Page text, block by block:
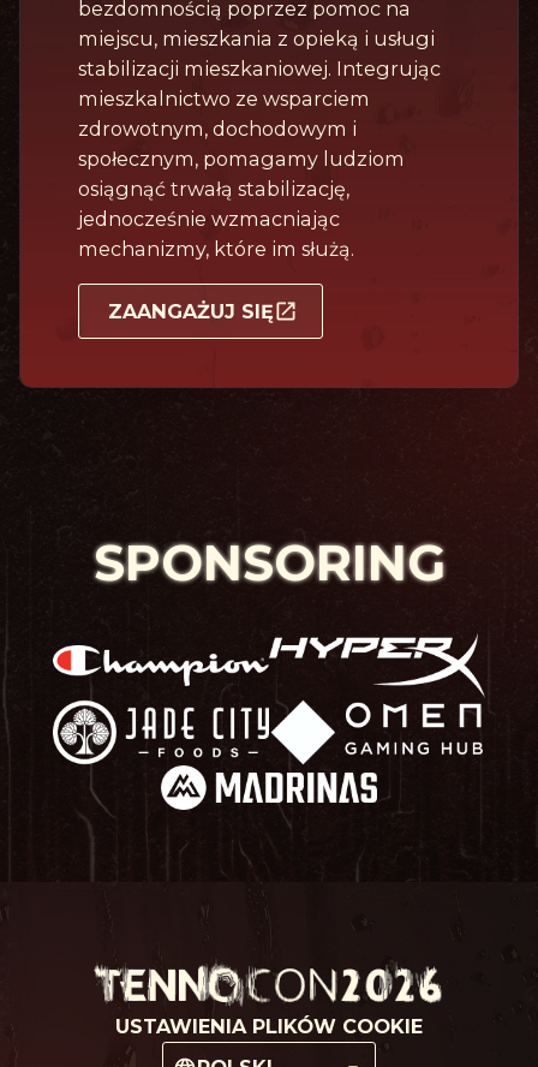
bezdomnością poprzez pomoc na
miejscu, mieszkania z opieką i usługi
stabilizacji mieszkaniowej. Integrując
mieszkalnictwo ze wsparciem
zdrowotnym, dochodowym i
społecznym, pomagamy ludziom
osiągnąć trwałą stabilizację,
jednocześnie wzmacniając
mechanizmy, które im służą.
ZAANGAŻUJ SIĘ
SPONSORING
USTAWIENIA PLIKÓW COOKIE